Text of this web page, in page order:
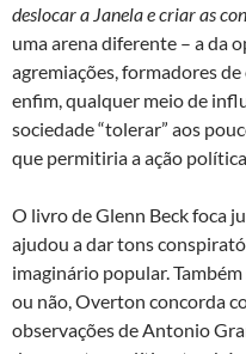
deslocar a Janela e criar as
uma arena diferente – a da
agremiações, formadores
enfim, qualquer meio de
sociedade “tolerar” aos
que permitiria a ação
O livro de Glenn Beck foca
ajudou a dar tons
imaginário popular.
ou não, Overton concorda
observações de Antonio